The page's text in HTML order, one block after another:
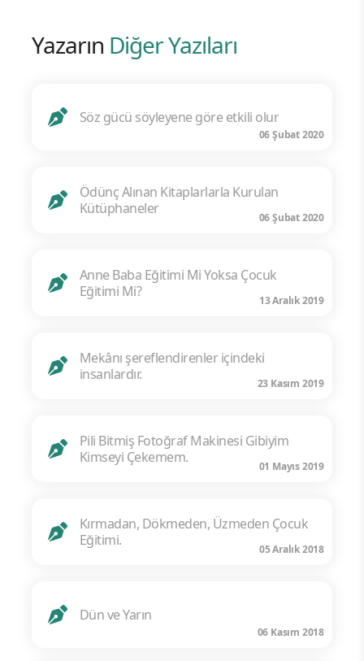
Yazarın Diğer Yazıları
Söz gücü söyleyene göre etkili olur
06 Şubat 2020
Ödünç Alınan Kitaplarlarla Kurulan
Kütüphaneler
06 Şubat 2020
Anne Baba Eğitimi Mi Yoksa Çocuk
Eğitimi Mi?
13 Aralık 2019
Mekânı şereflendirenler içindeki
insanlardır.
23 Kasım 2019
Pili Bitmiş Fotoğraf Makinesi Gibiyim
Kimseyi Çekemem.
01 Mayıs 2019
Kırmadan, Dökmeden, Üzmeden Çocuk
Eğitimi.
05 Aralık 2018
Dün ve Yarın
06 Kasım 2018